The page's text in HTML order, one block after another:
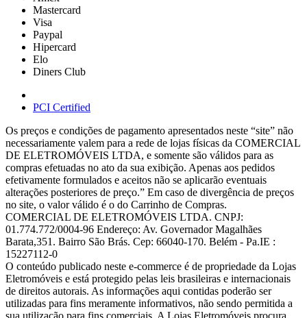
Mastercard
Visa
Paypal
Hipercard
Elo
Diners Club
PCI Certified
Os preços e condições de pagamento apresentados neste “site” não
necessariamente valem para a rede de lojas físicas da COMERCIAL
DE ELETROMÓVEIS LTDA, e somente são válidos para as
compras efetuadas no ato da sua exibição. Apenas aos pedidos
efetivamente formulados e aceitos não se aplicarão eventuais
alterações posteriores de preço.” Em caso de divergência de preços
no site, o valor válido é o do Carrinho de Compras.
COMERCIAL DE ELETROMÓVEIS LTDA. CNPJ:
01.774.772/0004-96 Endereço: Av. Governador Magalhães
Barata,351. Bairro São Brás. Cep: 66040-170. Belém - Pa.IE :
15227112-0
O conteúdo publicado neste e-commerce é de propriedade da Lojas
Eletromóveis e está protegido pelas leis brasileiras e internacionais
de direitos autorais. As informações aqui contidas poderão ser
utilizadas para fins meramente informativos, não sendo permitida a